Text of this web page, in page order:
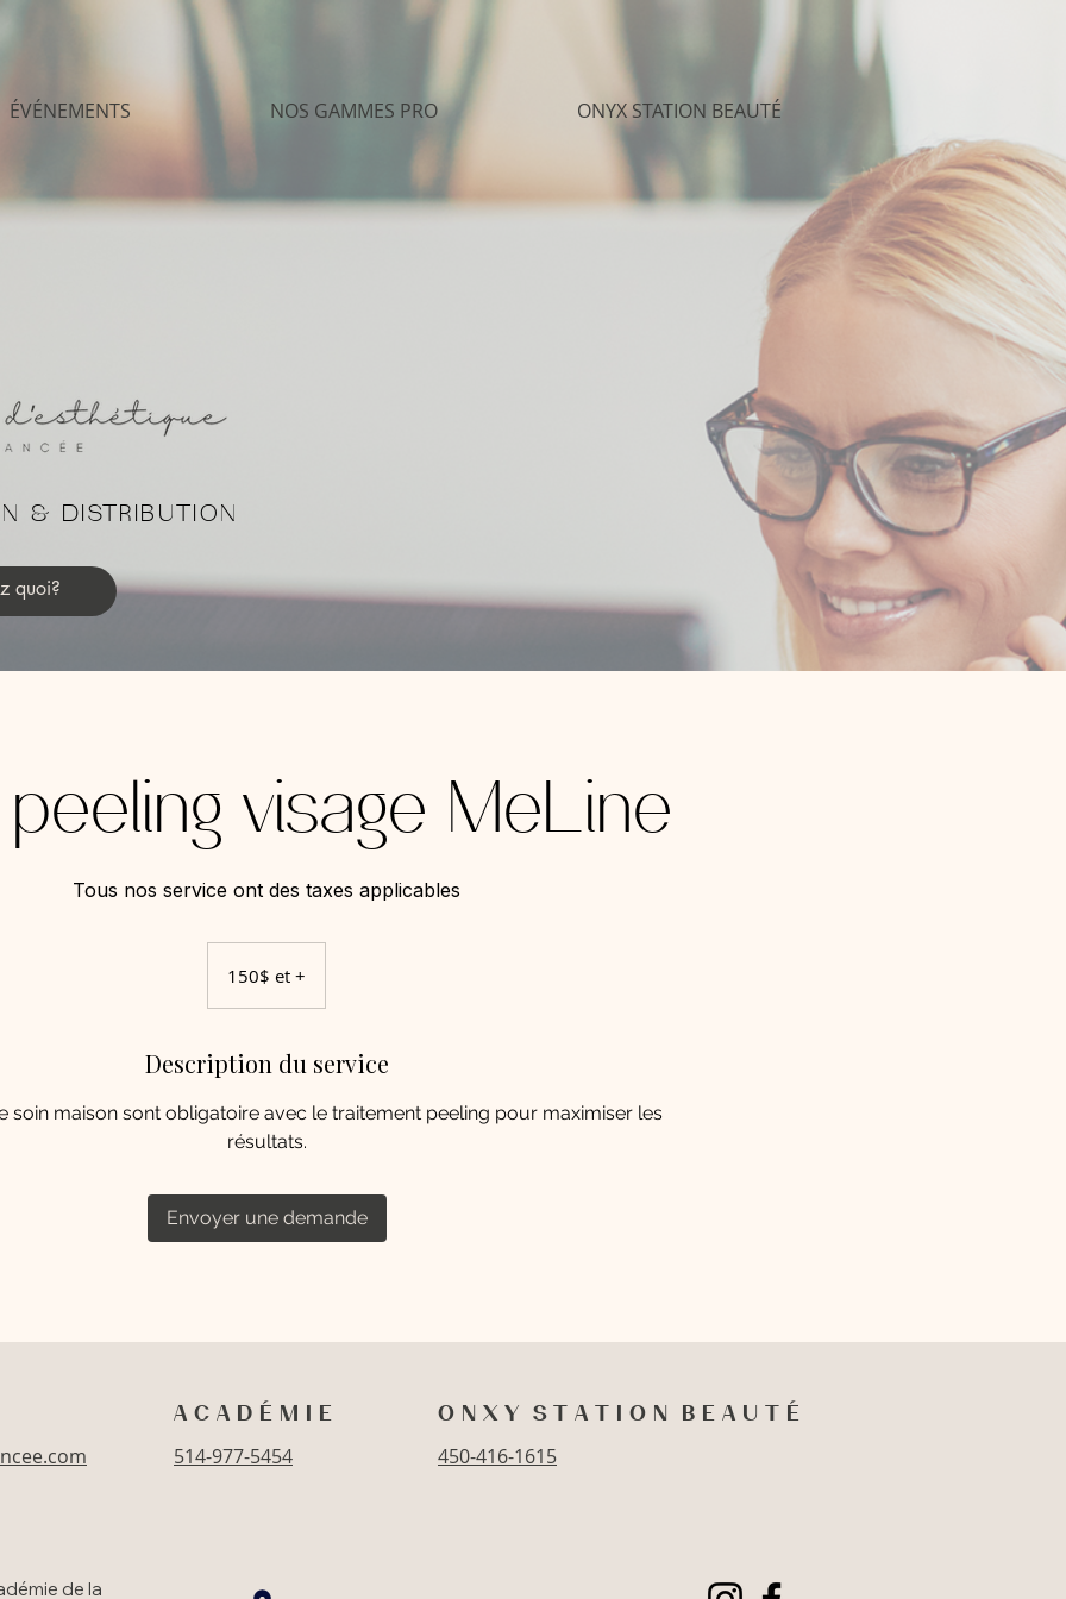
ÉVÉNEMENTS NOS GAMMES PRO ONYX STATION BEAUTÉ
& DISTRIBUTION
visage MeLine
Tous nos service ont des taxes applicables
150$ et +
Description du service
soin maison sont obligatoire avec le traitement peeling pour maximiser les
résultats.
Envoyer une demande
de la
A C A D É M I E O N X Y S T A T I O N B E A U T É
514-977-5454 450-416-1615